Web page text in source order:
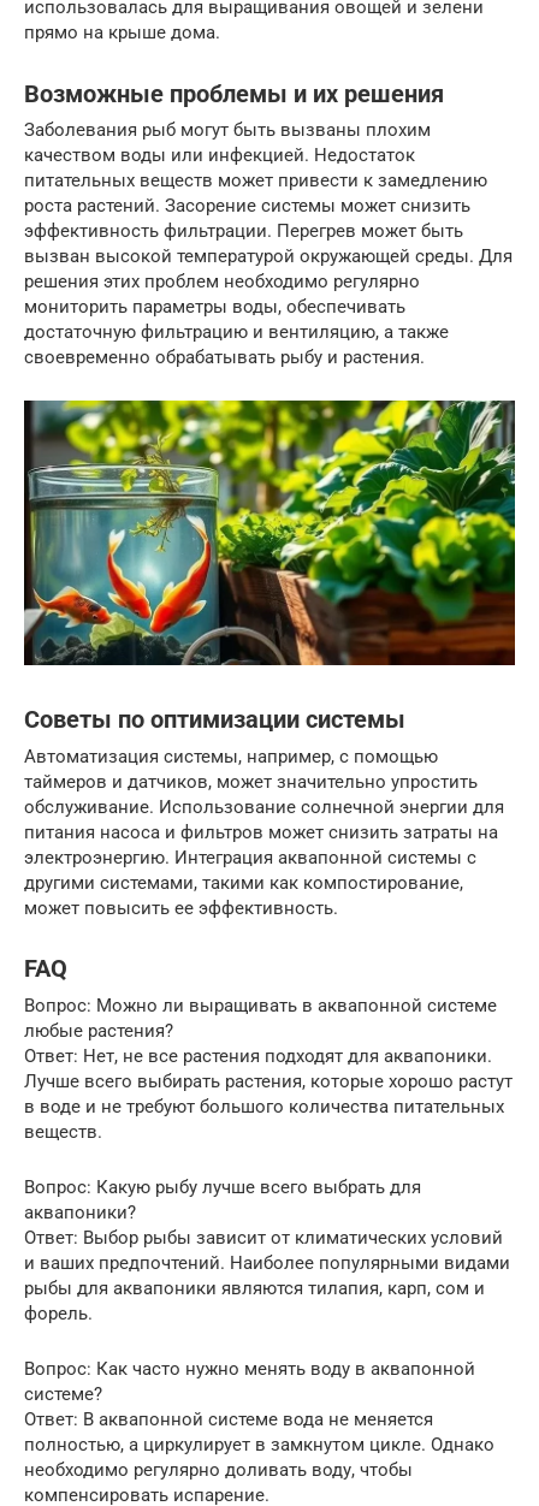
использовалась для выращивания овощей и зелени
прямо на крыше дома.
Возможные проблемы и их решения
Заболевания рыб могут быть вызваны плохим
качеством воды или инфекцией. Недостаток
питательных веществ может привести к замедлению
роста растений. Засорение системы может снизить
эффективность фильтрации. Перегрев может быть
вызван высокой температурой окружающей среды. Для
решения этих проблем необходимо регулярно
мониторить параметры воды, обеспечивать
достаточную фильтрацию и вентиляцию, а также
своевременно обрабатывать рыбу и растения.
Советы по оптимизации системы
Автоматизация системы, например, с помощью
таймеров и датчиков, может значительно упростить
обслуживание. Использование солнечной энергии для
питания насоса и фильтров может снизить затраты на
электроэнергию. Интеграция аквапонной системы с
другими системами, такими как компостирование,
может повысить ее эффективность.
FAQ
Вопрос: Можно ли выращивать в аквапонной системе
любые растения?
Ответ: Нет, не все растения подходят для аквапоники.
Лучше всего выбирать растения, которые хорошо растут
в воде и не требуют большого количества питательных
веществ.
Вопрос: Какую рыбу лучше всего выбрать для
аквапоники?
Ответ: Выбор рыбы зависит от климатических условий
и ваших предпочтений. Наиболее популярными видами
рыбы для аквапоники являются тилапия, карп, сом и
форель.
Вопрос: Как часто нужно менять воду в аквапонной
системе?
Ответ: В аквапонной системе вода не меняется
полностью, а циркулирует в замкнутом цикле. Однако
необходимо регулярно доливать воду, чтобы
компенсировать испарение.